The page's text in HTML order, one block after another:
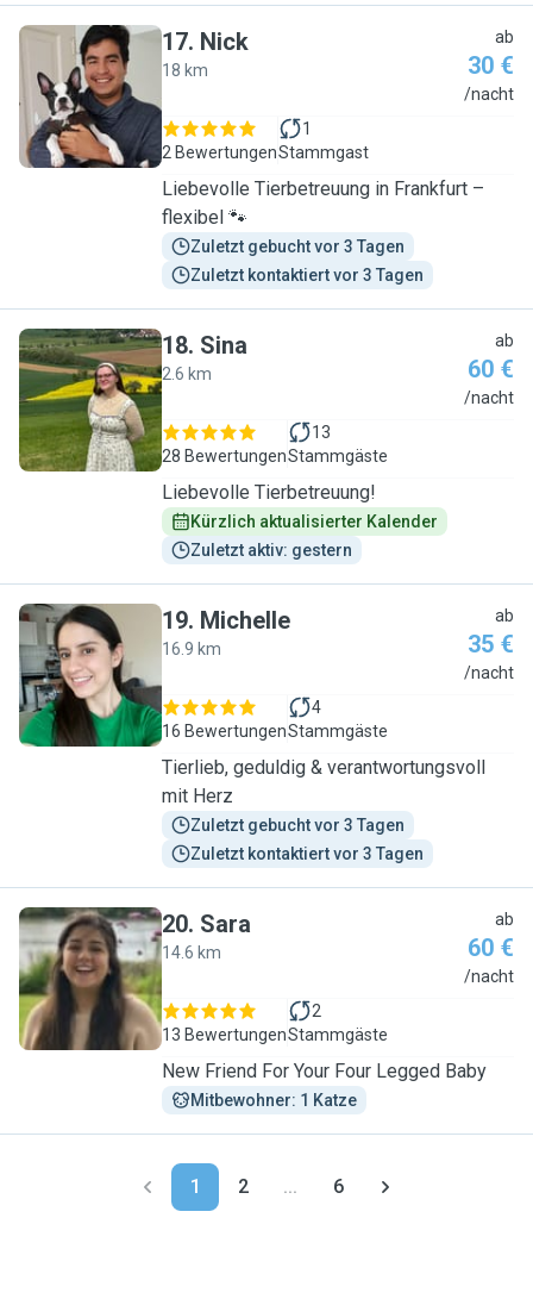
N
17. Nick
18 km
ab
30 €
/nacht
2 Bewertungen
1
Stammgast
Liebevolle Tierbetreuung in Frankfurt –
flexibel 🐾
Zuletzt gebucht vor 3 Tagen
Zuletzt kontaktiert vor 3 Tagen
S
18. Sina
2.6 km
ab
60 €
/nacht
28 Bewertungen
13
Stammgäste
Liebevolle Tierbetreuung!
Kürzlich aktualisierter Kalender
Zuletzt aktiv: gestern
M
19. Michelle
16.9 km
ab
35 €
/nacht
16 Bewertungen
4
Stammgäste
Tierlieb, geduldig & verantwortungsvoll
mit Herz
Zuletzt gebucht vor 3 Tagen
Zuletzt kontaktiert vor 3 Tagen
S
20. Sara
14.6 km
ab
60 €
/nacht
13 Bewertungen
2
Stammgäste
New Friend For Your Four Legged Baby
Mitbewohner: 1 Katze
1 2 ... 6